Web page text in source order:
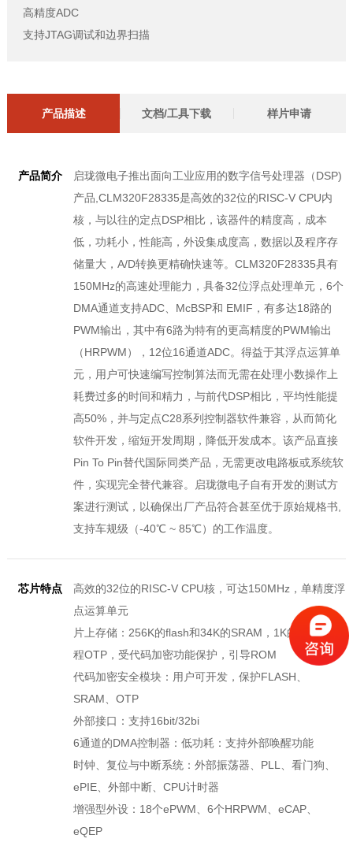
高精度ADC
支持JTAG调试和边界扫描
产品描述 文档/工具下载 样片申请
产品简介
启珑微电子推出面向工业应用的数字信号处理器（DSP)
产品,CLM320F28335是高效的32位的RISC-V CPU内
核，与以往的定点DSP相比，该器件的精度高，成本
低，功耗小，性能高，外设集成度高，数据以及程序存
储量大，A/D转换更精确快速等。CLM320F28335具有
150MHz的高速处理能力，具备32位浮点处理单元，6个
DMA通道支持ADC、McBSP和 EMIF，有多达18路的
PWM输出，其中有6路为特有的更高精度的PWM输出
（HRPWM），12位16通道ADC。得益于其浮点运算单
元，用户可快速编写控制算法而无需在处理小数操作上
耗费过多的时间和精力，与前代DSP相比，平均性能提
高50%，并与定点C28系列控制器软件兼容，从而简化
软件开发，缩短开发周期，降低开发成本。该产品直接
Pin To Pin替代国际同类产品，无需更改电路板或系统软
件，实现完全替代兼容。启珑微电子自有开发的测试方
案进行测试，以确保出厂产品符合甚至优于原始规格书,
支持车规级（-40℃ ~ 85℃）的工作温度。
芯片特点
高效的32位的RISC-V CPU核，可达150MHz，单精度浮
点运算单元
片上存储：256K的flash和34K的SRAM，1K的用户可编
程OTP，受代码加密功能保护，引导ROM
代码加密安全模块：用户可开发，保护FLASH、
SRAM、OTP
外部接口：支持16bit/32bi
6通道的DMA控制器：低功耗：支持外部唤醒功能
时钟、复位与中断系统：外部振荡器、PLL、看门狗、
ePIE、外部中断、CPU计时器
增强型外设：18个ePWM、6个HRPWM、eCAP、
eQEP